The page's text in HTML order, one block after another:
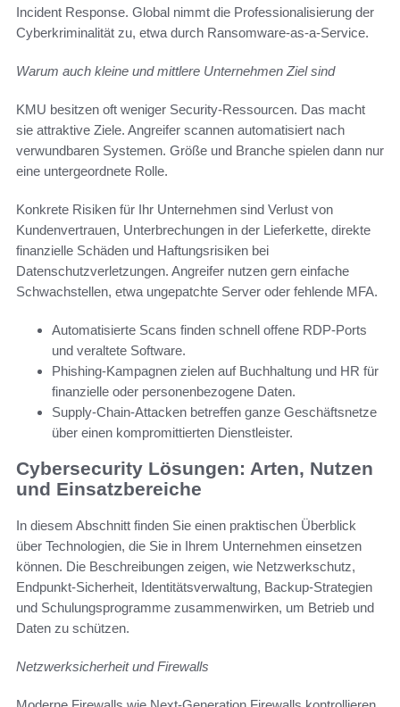
Incident Response. Global nimmt die Professionalisierung der
Cyberkriminalität zu, etwa durch Ransomware-as-a-Service.
Warum auch kleine und mittlere Unternehmen Ziel sind
KMU besitzen oft weniger Security-Ressourcen. Das macht
sie attraktive Ziele. Angreifer scannen automatisiert nach
verwundbaren Systemen. Größe und Branche spielen dann nur
eine untergeordnete Rolle.
Konkrete Risiken für Ihr Unternehmen sind Verlust von
Kundenvertrauen, Unterbrechungen in der Lieferkette, direkte
finanzielle Schäden und Haftungsrisiken bei
Datenschutzverletzungen. Angreifer nutzen gern einfache
Schwachstellen, etwa ungepatchte Server oder fehlende MFA.
Automatisierte Scans finden schnell offene RDP-Ports
und veraltete Software.
Phishing-Kampagnen zielen auf Buchhaltung und HR für
finanzielle oder personenbezogene Daten.
Supply-Chain-Attacken betreffen ganze Geschäftsnetze
über einen kompromittierten Dienstleister.
Cybersecurity Lösungen: Arten, Nutzen
und Einsatzbereiche
In diesem Abschnitt finden Sie einen praktischen Überblick
über Technologien, die Sie in Ihrem Unternehmen einsetzen
können. Die Beschreibungen zeigen, wie Netzwerkschutz,
Endpunkt-Sicherheit, Identitätsverwaltung, Backup-Strategien
und Schulungsprogramme zusammenwirken, um Betrieb und
Daten zu schützen.
Netzwerksicherheit und Firewalls